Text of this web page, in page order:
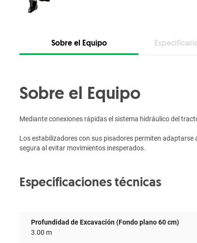
Sobre el Equipo
Sobre el Equipo
Mediante conexiones rápidas el sistema hidráulico del
Los estabilizadores con sus pisadores permiten
segura al evitar movimientos inesperados.
Especificaciones técnicas
Profundidad de Excavación (Fondo plano 60 cm)
3.00 m